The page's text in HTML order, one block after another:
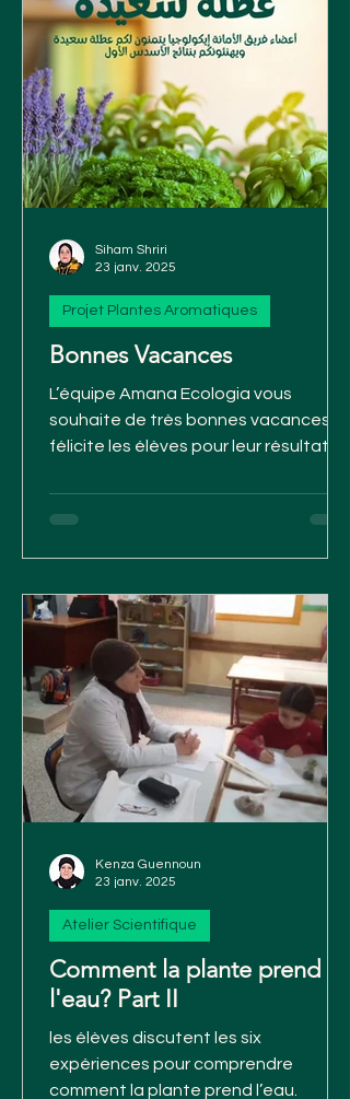
Bonnes Vacances
L’équipe Amana Ecologia vous
souhaite de très bonnes vacances et
félicite les élèves pour leur résultats.
Projet Plantes Aromatiques
Siham Shriri
23 janv. 2025
Comment la plante prend
l'eau? Part II
les élèves discutent les six
expériences pour comprendre
comment la plante prend l’eau.
Atelier Scientifique
Kenza Guennoun
23 janv. 2025